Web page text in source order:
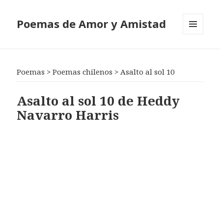
Poemas de Amor y Amistad
Poemas >Poemas chilenos >Asalto al sol 10
Asalto al sol 10 de Heddy
Navarro Harris